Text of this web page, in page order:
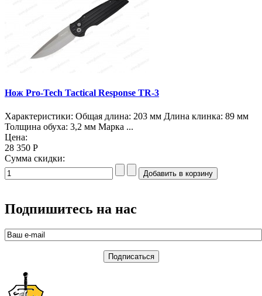
Нож Pro-Tech Tactical Response TR-3
Характеристики: Общая длина: 203 мм Длина клинка: 89 мм
Толщина обуха: 3,2 мм Марка ...
Цена:
28 350 Р
Сумма скидки:
Подпишитесь на нас